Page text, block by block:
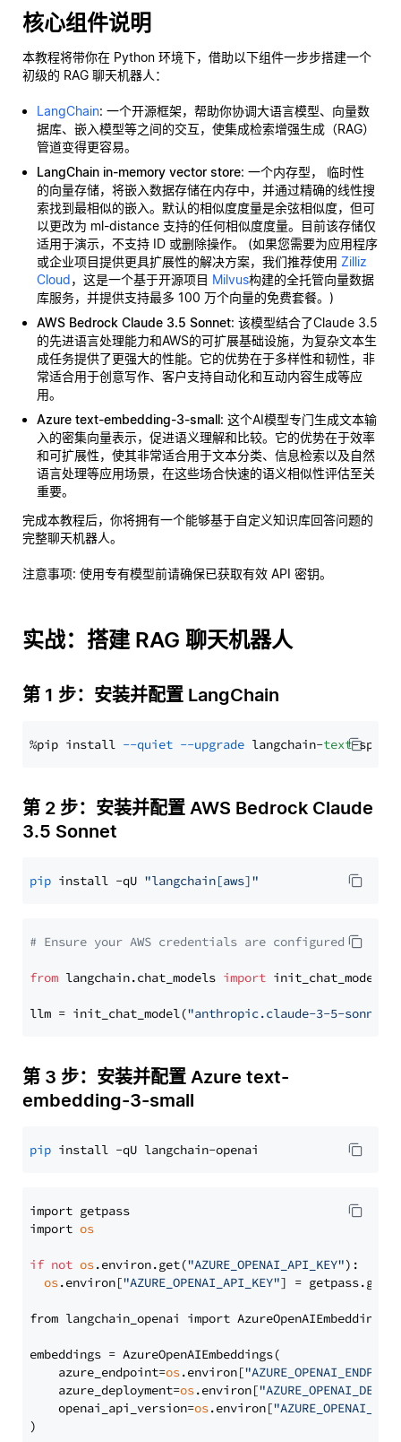
核心组件说明
本教程将带你在 Python 环境下，借助以下组件一步步搭建一个
初级的 RAG 聊天机器人：
LangChain: 一个开源框架，帮助你协调大语言模型、向量数
据库、嵌入模型等之间的交互，使集成检索增强生成（RAG）
管道变得更容易。
LangChain in-memory vector store: 一个内存型， 临时性
的向量存储，将嵌入数据存储在内存中，并通过精确的线性搜
索找到最相似的嵌入。默认的相似度度量是余弦相似度，但可
以更改为 ml-distance 支持的任何相似度度量。目前该存储仅
适用于演示，不支持 ID 或删除操作。 (如果您需要为应用程序
或企业项目提供更具扩展性的解决方案，我们推荐使用 Zilliz
Cloud，这是一个基于开源项目 Milvus构建的全托管向量数据
库服务，并提供支持最多 100 万个向量的免费套餐。)
AWS Bedrock Claude 3.5 Sonnet: 该模型结合了Claude 3.5
的先进语言处理能力和AWS的可扩展基础设施，为复杂文本生
成任务提供了更强大的性能。它的优势在于多样性和韧性，非
常适合用于创意写作、客户支持自动化和互动内容生成等应
用。
Azure text-embedding-3-small: 这个AI模型专门生成文本输
入的密集向量表示，促进语义理解和比较。它的优势在于效率
和可扩展性，使其非常适合用于文本分类、信息检索以及自然
语言处理等应用场景，在这些场合快速的语义相似性评估至关
重要。
完成本教程后，你将拥有一个能够基于自定义知识库回答问题的
完整聊天机器人。
注意事项: 使用专有模型前请确保已获取有效 API 密钥。
实战：搭建 RAG 聊天机器人
第 1 步：安装并配置 LangChain
%pip install --quiet --upgrade langchain-text
第 2 步：安装并配置 AWS Bedrock Claude
3.5 Sonnet
pip install -qU "langchain[aws]"
# Ensure your AWS credentials are configured
from langchain.chat_models import init_chat_model
llm = init_chat_model("anthropic.claude-3-5-sonnet-
第 3 步：安装并配置 Azure text-
embedding-3-small
pip
import getpass
import os
if not os.environ.get("AZURE_OPENAI_API_KEY"):
os.environ["AZURE_OPENAI_API_KEY"] =
from langchain_openai import AzureOpenAIEmbeddings
embeddings = AzureOpenAIEmbeddings(
    azure_endpoint=
os.environ[
    azure_deployment=
os.environ[
    openai_api_version=
os.environ[